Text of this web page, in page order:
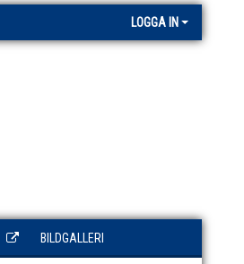
LOGGA IN
BILDGALLERI